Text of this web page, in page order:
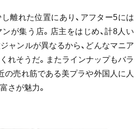
離れた位置にあり、アフター5には
が集う店。店主をはじめ、計8人い
ャンルが異なるから、どんなマニア
れそうだ。またラインナップもバラ
の売れ筋である美プラや外国人に人
さが魅力。